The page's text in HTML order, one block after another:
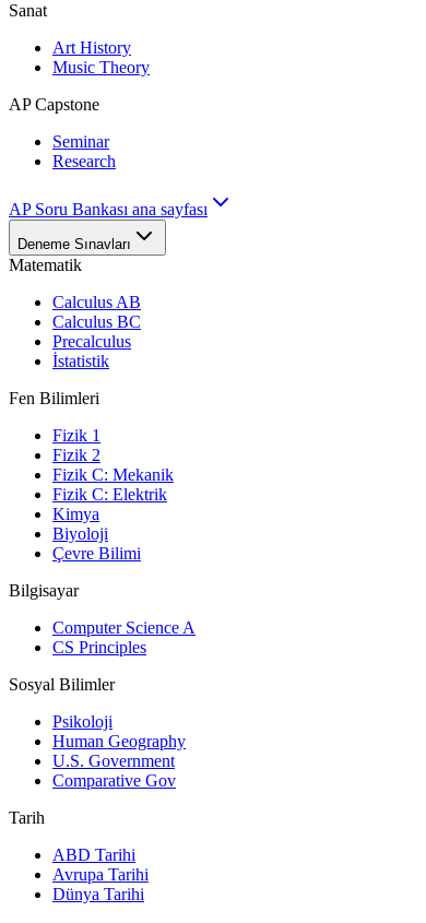
Sanat
Art History
Music Theory
AP Capstone
Seminar
Research
AP Soru Bankası ana sayfası
Deneme Sınavları
Matematik
Calculus AB
Calculus BC
Precalculus
İstatistik
Fen Bilimleri
Fizik 1
Fizik 2
Fizik C: Mekanik
Fizik C: Elektrik
Kimya
Biyoloji
Çevre Bilimi
Bilgisayar
Computer Science A
CS Principles
Sosyal Bilimler
Psikoloji
Human Geography
U.S. Government
Comparative Gov
Tarih
ABD Tarihi
Avrupa Tarihi
Dünya Tarihi